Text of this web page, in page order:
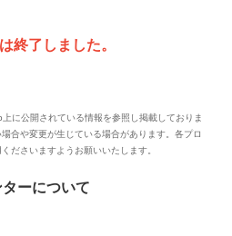
終了しました。
に公開されている情報を参照し掲載しておりま
合や変更が生じている場合があります。各プロ
ださいますようお願いいたします。
ーについて